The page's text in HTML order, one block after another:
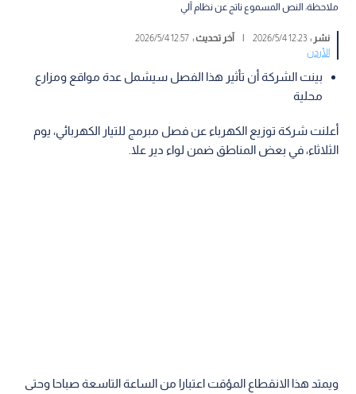
ملاحظة: النص المسموع ناتج عن نظام آلي
نشر :12:23 2026/5/4
| آخر تحديث :12:57 2026/5/4
الأردن
بينت الشركة أن تأثير هذا الفصل سيشمل عدة مواقع ومزارع
محلية
أعلنت شركة توزيع الكهرباء عن فصل مبرمج للتيار الكهربائي، يوم
الثلاثاء، في بعض المناطق ضمن لواء دير علا.
ويمتد هذا الانقطاع المؤقت اعتبارا من الساعة التاسعة صباحا وحتى